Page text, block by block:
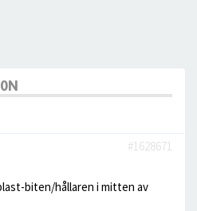
#1628671
biten/hållaren i mitten av